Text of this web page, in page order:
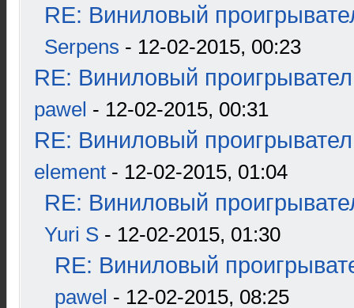
RE: Виниловый
Serpens - 12-02-2015, 00:23
RE: Виниловый
pawel - 12-02-2015, 00:31
RE: Виниловый
element - 12-02-2015, 01:04
RE: Виниловый
Yuri S - 12-02-2015, 01:30
RE: Виниловый
pawel - 12-02-2015, 08:25